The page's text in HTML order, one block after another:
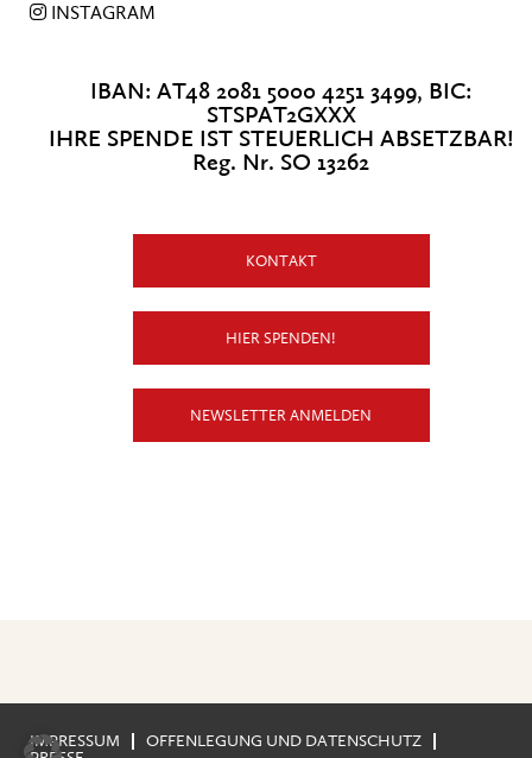
INSTAGRAM
IBAN: AT48 2081 5000 4251 3499, BIC:
STSPAT2GXXX
IHRE SPENDE IST STEUERLICH ABSETZBAR!
Reg. Nr. SO 13262
KONTAKT
HIER SPENDEN!
NEWSLETTER ANMELDEN
IMPRESSUM
OFFENLEGUNG UND DATENSCHUTZ